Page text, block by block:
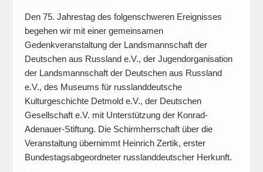
Den 75. Jahrestag des folgenschweren Ereignisses
begehen wir mit einer gemeinsamen
Gedenkveranstaltung der Landsmannschaft der
Deutschen aus Russland e.V., der Jugendorganisation
der Landsmannschaft der Deutschen aus Russland
e.V., des Museums für russlanddeutsche
Kulturgeschichte Detmold e.V., der Deutschen
Gesellschaft e.V. mit Unterstützung der Konrad-
Adenauer-Stiftung. Die Schirmherrschaft über die
Veranstaltung übernimmt Heinrich Zertik, erster
Bundestagsabgeordneter russlanddeutscher Herkunft.